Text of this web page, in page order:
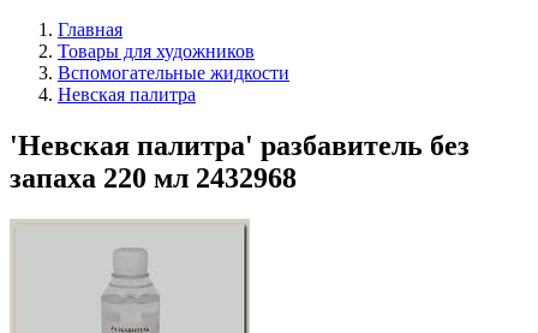
Главная
Товары для художников
Вспомогательные жидкости
Невская палитра
'Невская палитра' разбавитель без
запаха 220 мл 2432968